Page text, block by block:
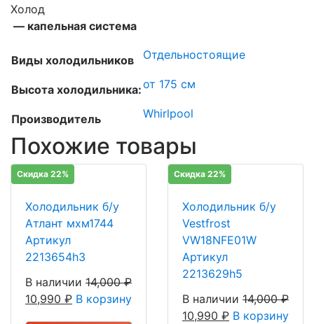
Холод
— капельная система
Виды холодильников Отдельностоящие
Высота холодильника:от 175 см
Производитель Whirlpool
Похожие товары
Скидка 22%
Холодильник б/у
Атлант мхм1744
Артикул
2213654h3
В наличии 14,000₽
10,990 ₽ В корзину
Скидка 22%
Холодильник б/у
Vestfrost
VW18NFE01W
Артикул
2213629h5
В наличии 14,000₽
10,990 ₽ В корзину